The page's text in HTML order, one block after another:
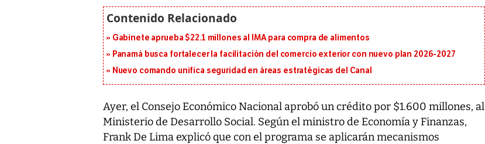
Gabinete aprueba $22.1 millones al IMA para compra de alimentos
Panamá busca fortalecer la facilitación del comercio exterior con nuevo plan 2026-2027
Nuevo comando unifica seguridad en áreas estratégicas del Canal
Ayer, el Consejo Económico Nacional aprobó un crédito por $1.600 millones, al
Ministerio de Desarrollo Social. Según el ministro de Economía y Finanzas,
Frank De Lima explicó que con el programa se aplicarán mecanismos
al sur de Japón, provocando una